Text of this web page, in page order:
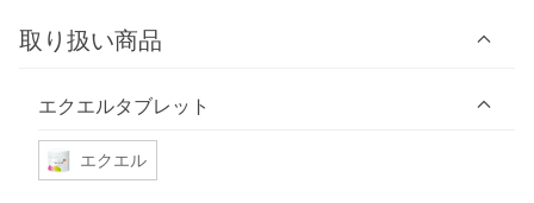
取り扱い商品
エクエルタブレット
エクエル